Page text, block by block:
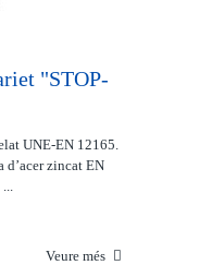
"STOP-
UNE-EN 12165.
zincat EN
Veure més